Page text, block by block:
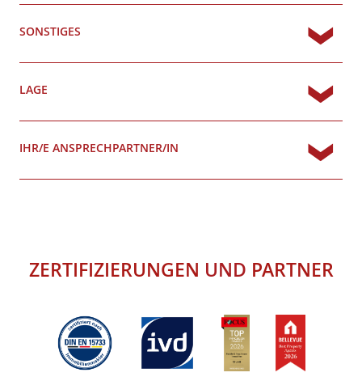
SONSTIGES
LAGE
IHR/E ANSPRECHPARTNER/IN
ZERTIFIZIERUNGEN UND PARTNER